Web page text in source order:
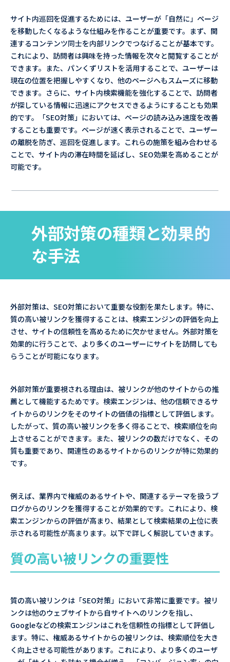
サイト内巡回を促進するためには、ユーザーが「自然に」ページ
を移動したくなるような仕組みを作ることが重要です。まず、関
連するコンテンツ同士を内部リンクでつなげることが基本です。
これにより、訪問者は興味を持った情報を次々と閲覧することが
できます。また、パンくずリストを活用することで、ユーザーは
現在の位置を把握しやすくなり、他のページへもスムーズに移動
できます。さらに、サイト内検索機能を強化することで、訪問者
が探している情報に迅速にアクセスできるようにすることも効果
的です。「SEO対策」においては、ページの読み込み速度を改善
することも重要です。ページが速く表示されることで、ユーザー
の離脱を防ぎ、巡回を促進します。これらの施策を組み合わせる
ことで、サイト内の滞在時間を延ばし、SEO効果を高めることが
可能です。
外部対策の種類と効果的
な手法
外部対策は、SEO対策において重要な役割を果たします。特に、
質の高い被リンクを獲得することは、検索エンジンの評価を向上
させ、サイトの信頼性を高めるために欠かせません。外部対策を
効果的に行うことで、より多くのユーザーにサイトを訪問しても
らうことが可能になります。
外部対策が重要視される理由は、被リンクが他のサイトからの推
薦として機能するためです。検索エンジンは、他の信頼できるサ
イトからのリンクをそのサイトの価値の指標として評価します。
したがって、質の高い被リンクを多く得ることで、検索順位を向
上させることができます。また、被リンクの数だけでなく、その
質も重要であり、関連性のあるサイトからのリンクが特に効果的
です。
例えば、業界内で権威のあるサイトや、関連するテーマを扱うブ
ログからのリンクを獲得することが効果的です。これにより、検
索エンジンからの評価が高まり、結果として検索結果の上位に表
示される可能性が高まります。以下で詳しく解説していきます。
質の高い被リンクの重要性
質の高い被リンクは「SEO対策」において非常に重要です。被リ
ンクは他のウェブサイトから自サイトへのリンクを指し、
Googleなどの検索エンジンはこれを信頼性の指標として評価し
ます。特に、権威あるサイトからの被リンクは、検索順位を大き
く向上させる可能性があります。これにより、より多くのユーザ